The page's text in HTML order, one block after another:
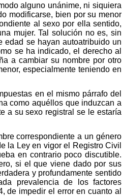
alguno unánime, ni siquiera
modificarse, bien por su menor
al sexo por ella sentido,
mujer. Tal solución no es, sin
edad se hayan autoatribuido un
se ha indicado, el derecho al
a cambiar su nombre por otro
especialmente teniendo en
en el mismo párrafo del
como aquéllos que induzcan a
a su sexo registral se le estaría
correspondiente a un género
la Ley en vigor el Registro Civil
en contrario poco discutible.
si el que viene dado por sus
y profundamente sentido
prevalencia de los factores
de impedir el error en cuanto al